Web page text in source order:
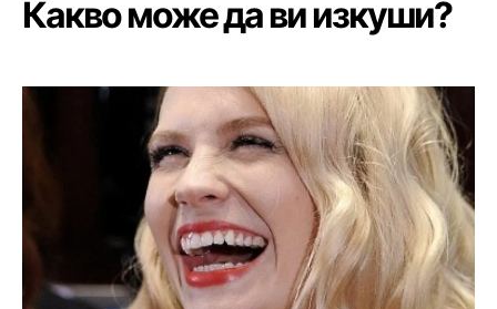
Какво може да ви изкуши?